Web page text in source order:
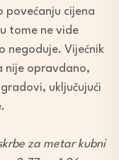
povećanju cijena
tome ne vide
negoduje. Vijećnik
nije opravdano,
uključujući
za metar kubni